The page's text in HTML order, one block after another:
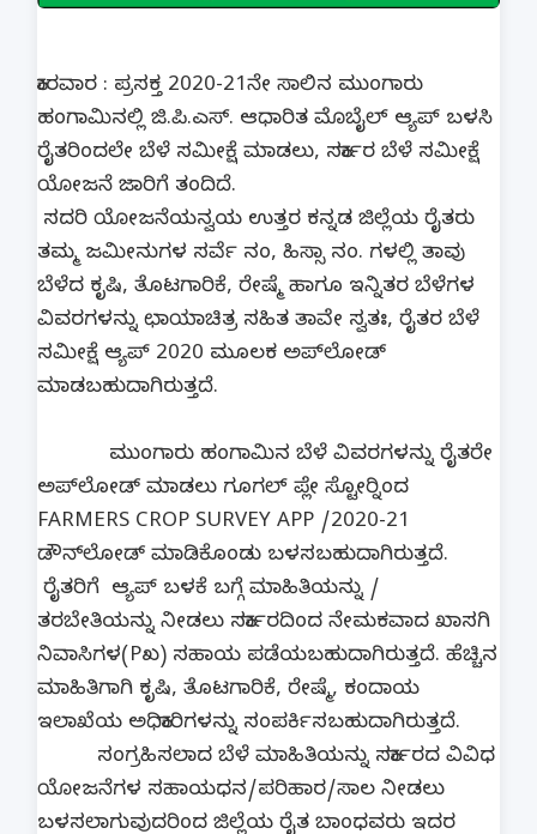
ಕಾರವಾರ : ಪ್ರಸಕ್ತ 2020-21ನೇ ಸಾಲಿನ ಮುಂಗಾರು
ಹಂಗಾಮಿನಲ್ಲಿ ಜಿ.ಪಿ.ಎಸ್. ಆಧಾರಿತ ಮೊಬೈಲ್ ಆ್ಯಪ್ ಬಳಸಿ
ರೈತರಿಂದಲೇ ಬೆಳೆ ಸಮೀಕ್ಷೆ ಮಾಡಲು, ಸರ್ಕಾರ ಬೆಳೆ ಸಮೀಕ್ಷೆ
ಯೋಜನೆ ಜಾರಿಗೆ ತಂದಿದೆ.
ಸದರಿ ಯೋಜನೆಯನ್ವಯ ಉತ್ತರ ಕನ್ನಡ ಜಿಲ್ಲೆಯ ರೈತರು
ತಮ್ಮ ಜಮೀನುಗಳ ಸರ್ವೆ ನಂ, ಹಿಸ್ಸಾ ನಂ. ಗಳಲ್ಲಿ ತಾವು
ಬೆಳೆದ ಕೃಷಿ, ತೊಟಗಾರಿಕೆ, ರೇಷ್ಮೆ ಹಾಗೂ ಇನ್ನಿತರ ಬೆಳೆಗಳ
ವಿವರಗಳನ್ನು ಛಾಯಾಚಿತ್ರ ಸಹಿತ ತಾವೇ ಸ್ವತಃ, ರೈತರ ಬೆಳೆ
ಸಮೀಕ್ಷೆ ಆ್ಯಪ್ 2020 ಮೂಲಕ ಅಪ್‍ಲೋಡ್
ಮಾಡಬಹುದಾಗಿರುತ್ತದೆ.
ಮುಂಗಾರು ಹಂಗಾಮಿನ ಬೆಳೆ ವಿವರಗಳನ್ನು ರೈತರೇ
ಅಪ್‍ಲೋಡ್ ಮಾಡಲು ಗೂಗಲ್ ಪ್ಲೇ ಸ್ಟೋರ್‍ನಿಂದ
FARMERS CROP SURVEY APP /2020-21
ಡೌನ್‍ಲೋಡ್ ಮಾಡಿಕೊಂಡು ಬಳಸಬಹುದಾಗಿರುತ್ತದೆ.
ರೈತರಿಗೆ ಆ್ಯಪ್ ಬಳಕೆ ಬಗ್ಗೆ ಮಾಹಿತಿಯನ್ನು /
ತರಬೇತಿಯನ್ನು ನೀಡಲು ಸರ್ಕಾರದಿಂದ ನೇಮಕವಾದ ಖಾಸಗಿ
ನಿವಾಸಿಗಳ(Pಖ) ಸಹಾಯ ಪಡೆಯಬಹುದಾಗಿರುತ್ತದೆ. ಹೆಚ್ಚಿನ
ಮಾಹಿತಿಗಾಗಿ ಕೃಷಿ, ತೊಟಗಾರಿಕೆ, ರೇಷ್ಮೆ, ಕಂದಾಯ
ಇಲಾಖೆಯ ಅಧಿಕಾರಿಗಳನ್ನು ಸಂಪರ್ಕಿಸಬಹುದಾಗಿರುತ್ತದೆ.
ಸಂಗ್ರಹಿಸಲಾದ ಬೆಳೆ ಮಾಹಿತಿಯನ್ನು ಸರ್ಕಾರದ ವಿವಿಧ
ಯೋಜನೆಗಳ ಸಹಾಯಧನ/ಪರಿಹಾರ/ಸಾಲ ನೀಡಲು
ಬಳಸಲಾಗುವುದರಿಂದ ಜಿಲ್ಲೆಯ ರೈತ ಬಾಂಧವರು ಇದರ